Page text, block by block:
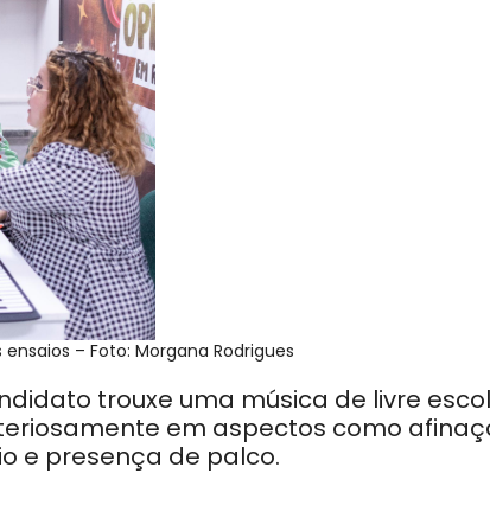
– Foto: Morgana Rodrigues
trouxe uma música de livre
em aspectos como
e presença de palco.